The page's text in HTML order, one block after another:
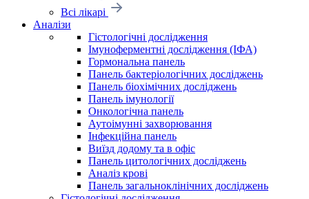
Всі лікарі
Аналізи
Гістологічні дослідження
Імуноферментні дослідження (ІФА)
Гормональна панель
Панель бактеріологічних досліджень
Панель біохімічних досліджень
Панель імунології
Онкологічна панель
Аутоімунні захворювання
Інфекційна панель
Виїзд додому та в офіс
Панель цитологічних досліджень
Аналіз крові
Панель загальноклінічних досліджень